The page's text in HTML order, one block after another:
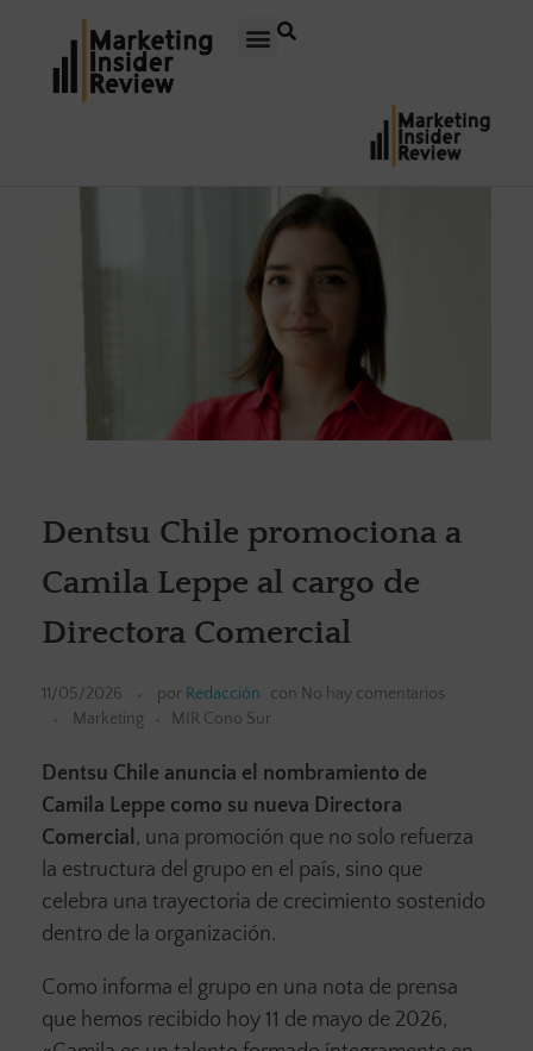
Dentsu Chile promociona a
Camila Leppe al cargo de
Directora Comercial
11/05/2026 por Redacción con No hay comentarios
Marketing
MIR Cono Sur
Dentsu Chile anuncia el nombramiento de
Camila Leppe como su nueva Directora
Comercial, una promoción que no solo refuerza
la estructura del grupo en el país, sino que
celebra una trayectoria de crecimiento sostenido
dentro de la organización.
Como informa el grupo en una nota de prensa
que hemos recibido hoy 11 de mayo de 2026,